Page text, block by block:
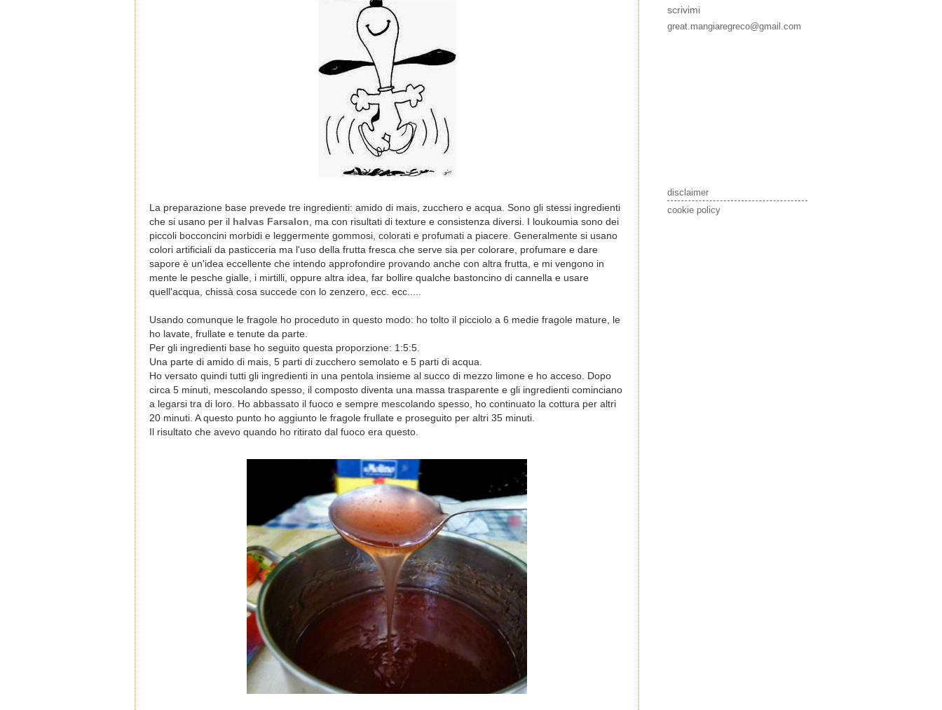
La preparazione base prevede tre ingredienti: amido di mais, zucchero e acqua. Sono gli stessi ingredienti
che si usano per il
halvas Farsalon , ma con risultati di texture e consistenza diversi. I loukoumia sono dei
piccoli bocconcini morbidi e leggermente gommosi, colorati e profumati a piacere. Generalmente si usano
colori artificiali da pasticceria ma l'uso della frutta fresca che serve sia per colorare, profumare e dare
sapore è un'idea eccellente che intendo approfondire provando anche con altra frutta, e mi vengono in
mente le pesche gialle, i mirtilli, oppure altra idea, far bollire qualche bastoncino di cannella e usare
quell'acqua, chissà cosa succede con lo zenzero, ecc. ecc.....
Usando comunque le fragole ho proceduto in questo modo: ho tolto il picciolo a 6 medie fragole mature, le
ho lavate, frullate e tenute da parte.
Per gli ingredienti base ho seguito questa proporzione: 1:5:5.
Una parte di amido di mais, 5 parti di zucchero semolato e 5 parti di acqua.
Ho versato quindi tutti gli ingredienti in una pentola insieme al succo di mezzo limone e ho acceso. Dopo
circa 5 minuti, mescolando spesso, il composto diventa una massa trasparente e gli ingredienti cominciano
a legarsi tra di loro. Ho abbassato il fuoco e sempre mescolando spesso, ho continuato la cottura per altri
20 minuti. A questo punto ho aggiunto le fragole frullate e proseguito per altri 35 minuti.
Il risultato che avevo quando ho ritirato dal fuoco era questo.
scrivimi
great.mangiaregreco@gmail.com
disclaimer
cookie policy